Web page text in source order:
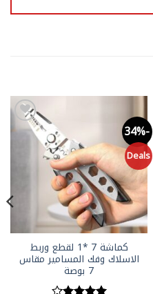
Deals
Add to
wishlist
كماشة 7 *1 لقطع وربط
الاسلاك وفك المسامير مقاس